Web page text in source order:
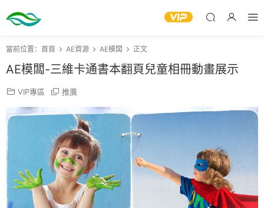
當前位置： 首頁 AE資源 AE模闆 正文
AE模闆-三維卡通書本翻頁兒童相冊動畫展示
VIP專區 推廣